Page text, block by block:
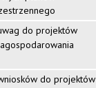
do projektów
do projektów